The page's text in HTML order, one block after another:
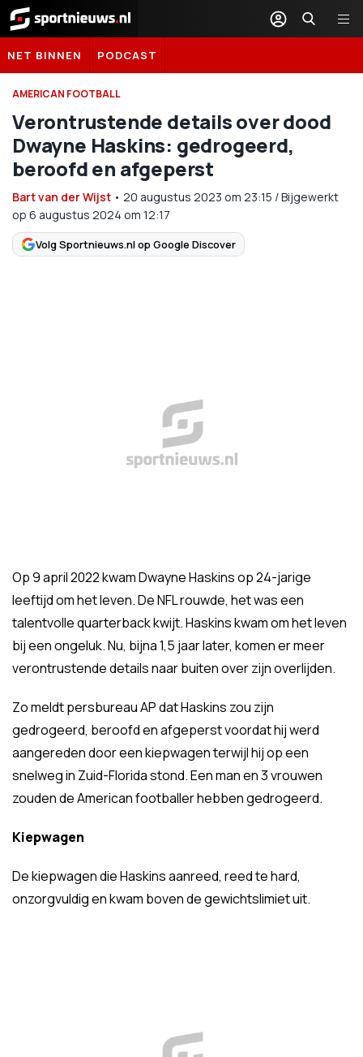
Sportnieuws.nl
NET BINNEN PODCAST
AMERICAN FOOTBALL
Verontrustende details over dood
Dwayne Haskins: gedrogeerd,
beroofd en afgeperst
Bart van der Wijst • 20 augustus 2023 om 23:15 /Bijgewerkt
op 6 augustus 2024 om 12:17
Volg Sportnieuws.nl op Google Discover
Op 9 april 2022 kwam Dwayne Haskins op 24-jarige
leeftijd om het leven. De NFL rouwde, het was een
talentvolle quarterback kwijt. Haskins kwam om het leven
bij een ongeluk. Nu, bijna 1,5 jaar later, komen er meer
verontrustende details naar buiten over zijn overlijden.
Zo meldt persbureau AP dat Haskins zou zijn
gedrogeerd, beroofd en afgeperst voordat hij werd
aangereden door een kiepwagen terwijl hij op een
snelweg in Zuid-Florida stond. Een man en 3 vrouwen
zouden de American footballer hebben gedrogeerd.
Kiepwagen
De kiepwagen die Haskins aanreed, reed te hard,
onzorgvuldig en kwam boven de gewichtslimiet uit.